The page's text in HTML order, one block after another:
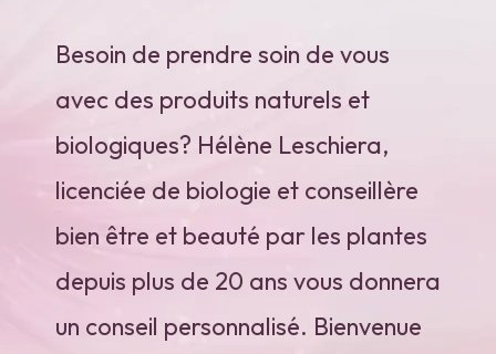
Besoin de prendre soin de vous
avec des produits naturels et
biologiques? Hélène Leschiera,
licenciée de biologie et conseillère
bien être et beauté par les plantes
depuis plus de 20 ans vous donnera
un conseil personnalisé. Bienvenue